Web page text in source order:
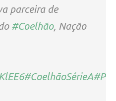
parceira de
#Coelhão, Nação
#CoelhãoSérieA